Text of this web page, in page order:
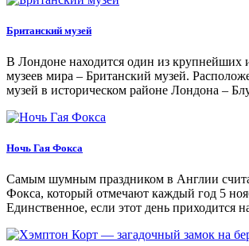
Британский музей
В Лондоне находится один из крупнейших
музеев мира – Британский музей.
музей в историческом районе Лондона –
Ночь Гая Фокса
Самым шумным праздником в Англии
Фокса, который отмечают каждый год 5
Единственное, если этот день приходится